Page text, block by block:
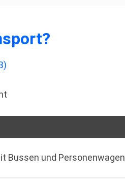
)
Bussen und Personenwagen